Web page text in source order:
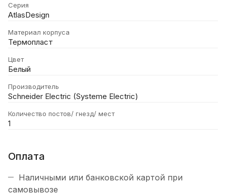
Серия
AtlasDesign
Материал корпуса
Термопласт
Цвет
Белый
Производитель
Schneider Electric (Systeme Electric)
Количество постов/ гнезд/ мест
1
Оплата
Наличными или банковской картой при
самовывозе